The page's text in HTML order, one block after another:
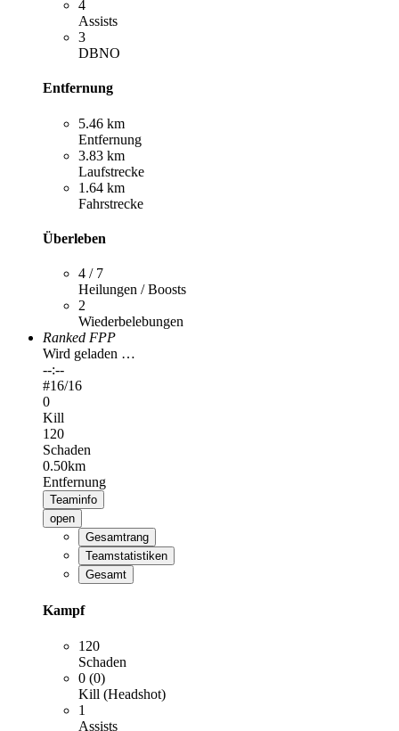
4
Assists
3
DBNO
Entfernung
5.46 km
Entfernung
3.83 km
Laufstrecke
1.64 km
Fahrstrecke
Überleben
4 / 7
Heilungen / Boosts
2
Wiederbelebungen
Ranked FPP
Wird geladen …
--:--
#16/16
0
Kill
120
Schaden
0.50km
Entfernung
Teaminfo
open
Gesamtrang
Teamstatistiken
Gesamt
Kampf
120
Schaden
0 (0)
Kill (Headshot)
1
Assists